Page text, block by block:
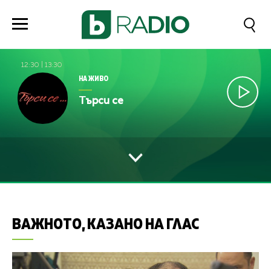
12:30 13:30
НА ЖИВО
Търси се
ВАЖНОТО, КАЗАНО НА ГЛАС